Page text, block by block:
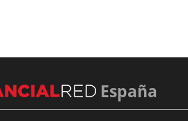
España